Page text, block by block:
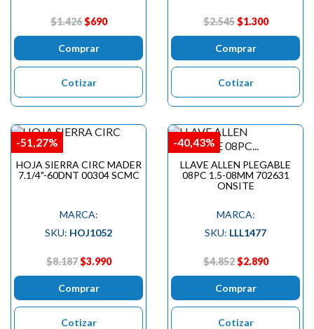
$1.426 $690
Comprar
Cotizar
$2.545 $1.300
Comprar
Cotizar
HOJA SIERRA CIRC MADER
7.1/4"-60DNT 00304 SCMC
MARCA:
SKU: HOJ1052
$8.187 $3.990
Comprar
Cotizar
-51,27%
LLAVE ALLEN PLEGABLE
08PC 1.5-08MM 702631
ONSITE
MARCA:
SKU: LLL1477
$4.852 $2.890
Comprar
Cotizar
-40,43%